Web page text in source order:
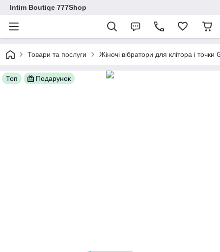
Intim Boutiqe 777Shop
Товари та послуги Жіночі вібратори для клітора і
Топ Подарунок